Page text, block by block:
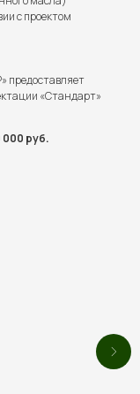
с проектом
предоставляет
«Стандарт»
руб.